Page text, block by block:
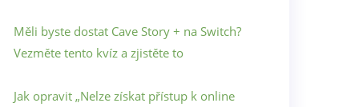
Měli byste dostat Cave Story + na Switch?
Vezměte tento kvíz a zjistěte to
Jak opravit „Nelze získat přístup k online